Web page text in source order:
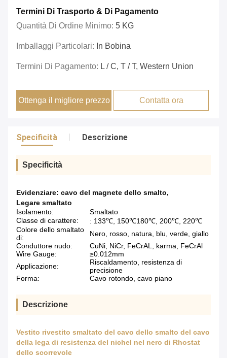
Termini Di Trasporto & Di Pagamento
Quantità Di Ordine Minimo: 5 KG
Imballaggi Particolari: In Bobina
Termini Di Pagamento: L / C, T / T, Western Union
Ottenga il migliore prezzo Contatta ora
Specificità Descrizione
Specificità
Evidenziare: cavo del magnete dello smalto,
Legare smaltato
Isolamento:
Smaltato
Classe di carattere:
: 133℃, 150℃180℃, 200℃, 220℃
Colore dello smaltato
di:
Nero, rosso, natura, blu, verde, giallo
Conduttore nudo:
CuNi, NiCr, FeCrAL, karma, FeCrAl
Wire Gauge:
≥0.012mm
Applicazione:
Riscaldamento, resistenza di
precisione
Forma:
Cavo rotondo, cavo piano
Descrizione
Vestito rivestito smaltato del cavo dello smalto del cavo
della lega di resistenza del nichel nel nero di Rhostat
dello scorrevole